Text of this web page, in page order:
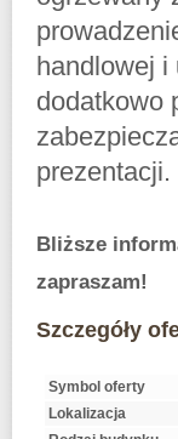
handlowej i
dodatkowo
prezentacji.
Bliższe
zapraszam!
Szczegóły
Symbol oferty
Lokalizacja